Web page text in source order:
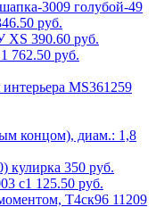
руб.
390.60 руб.
1 762.50 руб.
350 руб.
125.50 руб.